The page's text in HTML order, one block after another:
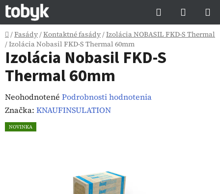
Prejsť
na
obsah
Hľadať
KOŠÍK
Domov
/Fasády/Kontaktné fasády/Izolácia NOBASIL FKD-S Thermal
/Izolácia Nobasil FKD-S Thermal 60mm
Izolácia Nobasil FKD-S
Thermal 60mm
Priemerné
hodnotenie
produktu
Neohodnotené Podrobnosti hodnotenia
Značka: KNAUFINSULATION
NOVINKA